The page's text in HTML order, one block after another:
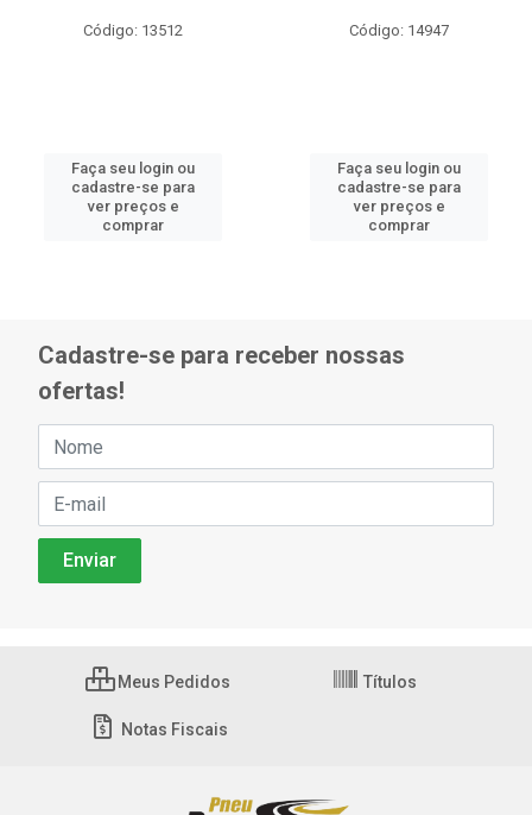
Código: 13512
Faça seu login ou
cadastre-se para
ver preços e
comprar
Código: 14947
Faça seu login ou
cadastre-se para
ver preços e
comprar
Cadastre-se para receber nossas
ofertas!
Meus Pedidos Títulos
Notas Fiscais